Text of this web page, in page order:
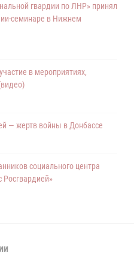
в ЛНР
вневедомственной
гвардии по ЛНР» принял
семинаре в Нижнем
в мероприятиях,
— жертв войны в Донбассе
социального центра